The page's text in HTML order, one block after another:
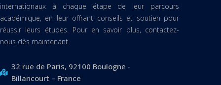
internationaux à chaque étape de leur parcours
académique, en leur offrant conseils et soutien pour
réussir leurs études. Pour en savoir plus, contactez-
nous dès maintenant.
32 rue de Paris, 92100 Boulogne -
Billancourt – France